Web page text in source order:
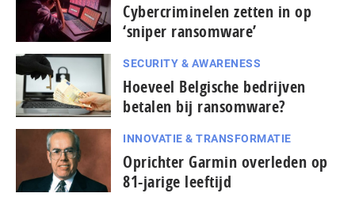
Cybercriminelen zetten in op
‘sniper ransomware’
SECURITY & AWARENESS
Hoeveel Belgische bedrijven
betalen bij ransomware?
INNOVATIE & TRANSFORMATIE
Oprichter Garmin overleden op
81-jarige leeftijd